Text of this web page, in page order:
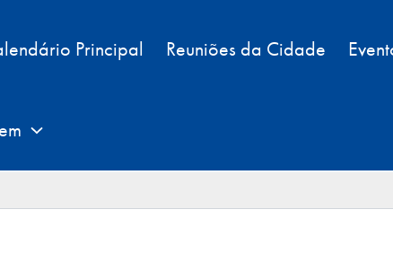
Principal Reuniões da Cidade